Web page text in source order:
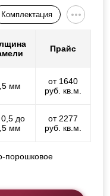
Комплектация
Прайс
мм
от 1640
руб. кв.м.
0,5 до
мм
от 2277
руб. кв.м.
порошковое